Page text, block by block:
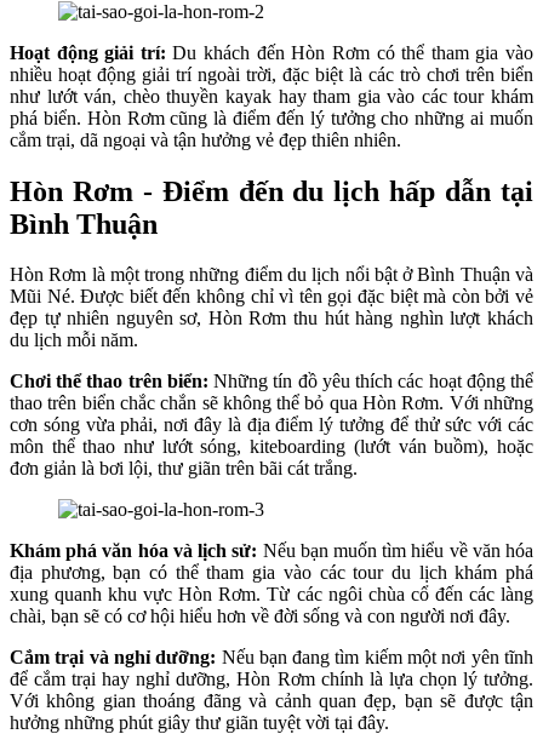
Hoạt động giải trí: Du khách đến Hòn Rơm có thể tham gia vào
nhiều hoạt động giải trí ngoài trời, đặc biệt là các trò chơi trên biển
như lướt ván, chèo thuyền kayak hay tham gia vào các tour khám
phá biển. Hòn Rơm cũng là điểm đến lý tưởng cho những ai muốn
cắm trại, dã ngoại và tận hưởng vẻ đẹp thiên nhiên.
Hòn Rơm - Điểm đến du lịch hấp dẫn tại
Bình Thuận
Hòn Rơm là một trong những điểm du lịch nổi bật ở Bình Thuận và
Mũi Né. Được biết đến không chỉ vì tên gọi đặc biệt mà còn bởi vẻ
đẹp tự nhiên nguyên sơ, Hòn Rơm thu hút hàng nghìn lượt khách
du lịch mỗi năm.
Chơi thể thao trên biển: Những tín đồ yêu thích các hoạt động thể
thao trên biển chắc chắn sẽ không thể bỏ qua Hòn Rơm. Với những
cơn sóng vừa phải, nơi đây là địa điểm lý tưởng để thử sức với các
môn thể thao như lướt sóng, kiteboarding (lướt ván buồm), hoặc
đơn giản là bơi lội, thư giãn trên bãi cát trắng.
Khám phá văn hóa và lịch sử: Nếu bạn muốn tìm hiểu về văn hóa
địa phương, bạn có thể tham gia vào các tour du lịch khám phá
xung quanh khu vực Hòn Rơm. Từ các ngôi chùa cổ đến các làng
chài, bạn sẽ có cơ hội hiểu hơn về đời sống và con người nơi đây.
Cắm trại và nghỉ dưỡng: Nếu bạn đang tìm kiếm một nơi yên tĩnh
để cắm trại hay nghỉ dưỡng, Hòn Rơm chính là lựa chọn lý tưởng.
Với không gian thoáng đãng và cảnh quan đẹp, bạn sẽ được tận
hưởng những phút giây thư giãn tuyệt vời tại đây.